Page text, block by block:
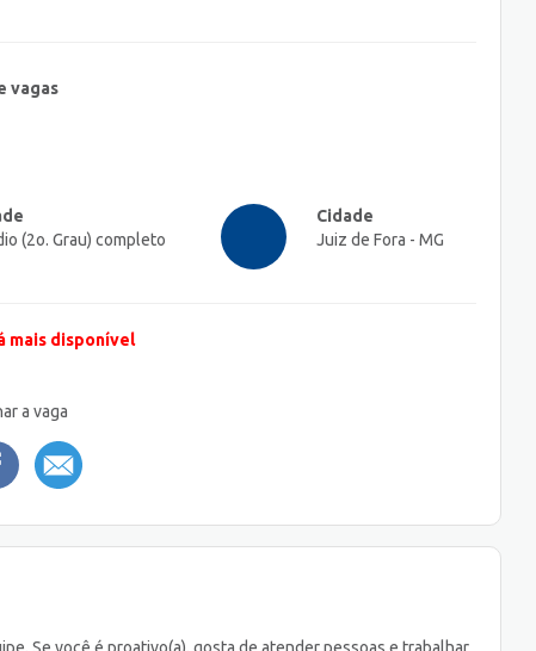
vagas
(2o. Grau) completo
Cidade
Juiz de Fora - MG
mais disponível
a vaga